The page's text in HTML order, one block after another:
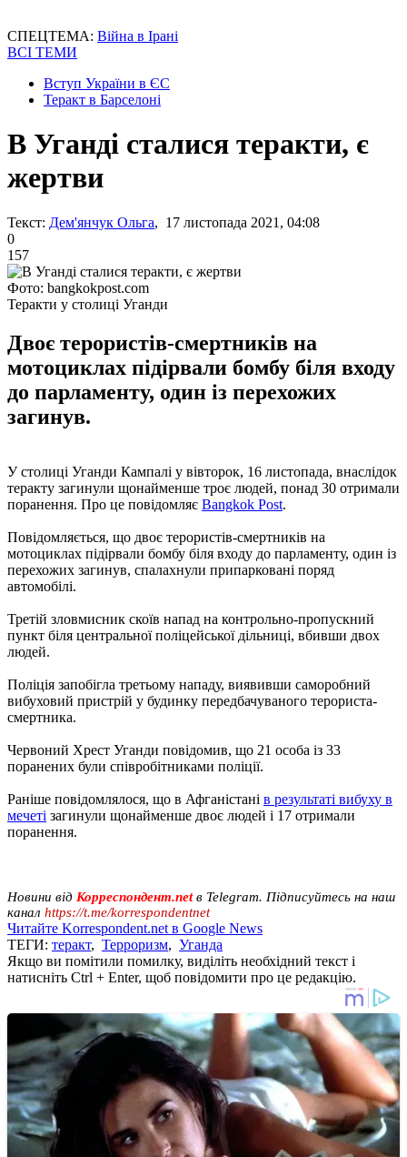
СПЕЦТЕМА: Війна в Ірані
ВСІ ТЕМИ
Вступ України в ЄС
Теракт в Барселоні
В Уганді сталися теракти, є
жертви
Текст: Дем'янчук Ольга, 17 листопада 2021, 04:08
0
157
Фото: bangkokpost.com
Теракти у столиці Уганди
Двоє терористів-смертників на
мотоциклах підірвали бомбу біля входу
до парламенту, один із перехожих
загинув.
У столиці Уганди Кампалі у вівторок, 16 листопада, внаслідок
теракту загинули щонайменше троє людей, понад 30 отримали
поранення. Про це повідомляє Bangkok Post.
Повідомляється, що двоє терористів-смертників на
мотоциклах підірвали бомбу біля входу до парламенту, один із
перехожих загинув, спалахнули припарковані поряд
автомобілі.
Третій зловмисник скоїв напад на контрольно-пропускний
пункт біля центральної поліцейської дільниці, вбивши двох
людей.
Поліція запобігла третьому нападу, виявивши саморобний
вибуховий пристрій у будинку передбачуваного терориста-
смертника.
Червоний Хрест Уганди повідомив, що 21 особа із 33
поранених були співробітниками поліції.
Раніше повідомлялося, що в Афганістані в результаті вибуху в
мечеті загинули щонайменше двоє людей і 17 отримали
поранення.
Новини від Корреспондент.netв Telegram. Підписуйтесь на наш
канал https://t.me/korrespondentnet
Читайте Korrespondent.net в Google News
ТЕГИ: теракт, Терроризм, Уганда
Якщо ви помітили помилку, виділіть необхідний текст і
натисніть Ctrl + Enter, щоб повідомити про це редакцію.